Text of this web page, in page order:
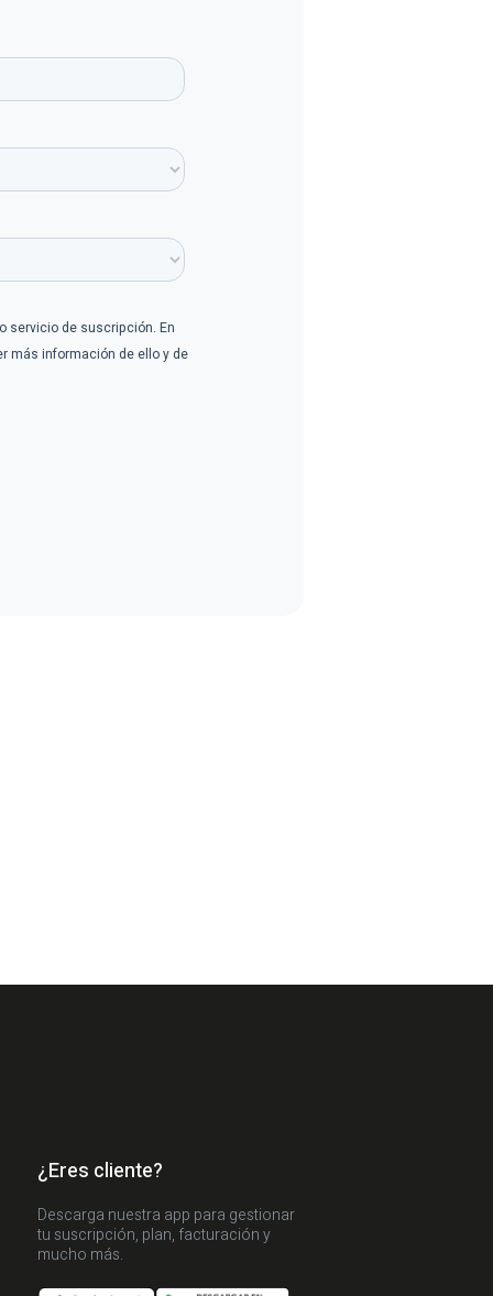
¿Eres cliente?
Descarga nuestra app para gestionar
tu suscripción, plan, facturación y
mucho más.